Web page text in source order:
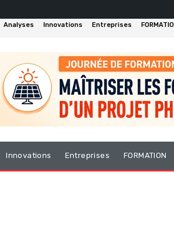
Analyses Innovations Entreprises
Innovations Entreprises FORMATION